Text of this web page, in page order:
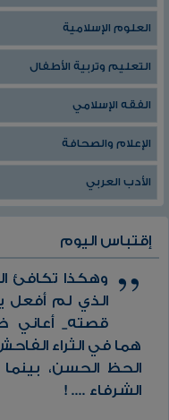
العلوم الإسلامية
التعليم وتربية الأطفال
الفقه الإسلامي
الإعلام والصحافة
الأدب العربي
إقتباس اليوم
وهكذا تكافئ
الذي لم أفعل
قصته_ أعاني
هما في الثراء
الحظ الحسن،
الشرفاء .... !